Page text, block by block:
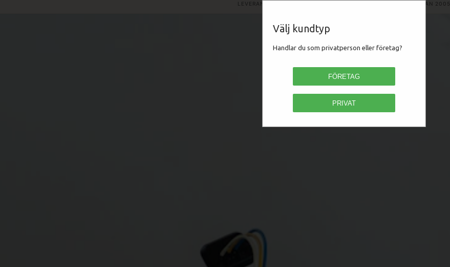
Välj kundtyp
Handlar du som privatperson eller företag?
FÖRETAG
PRIVAT
LEVERANTÖR AV PROFESSIONELL STORKÖKSUTRUSTNING SEDAN 2005